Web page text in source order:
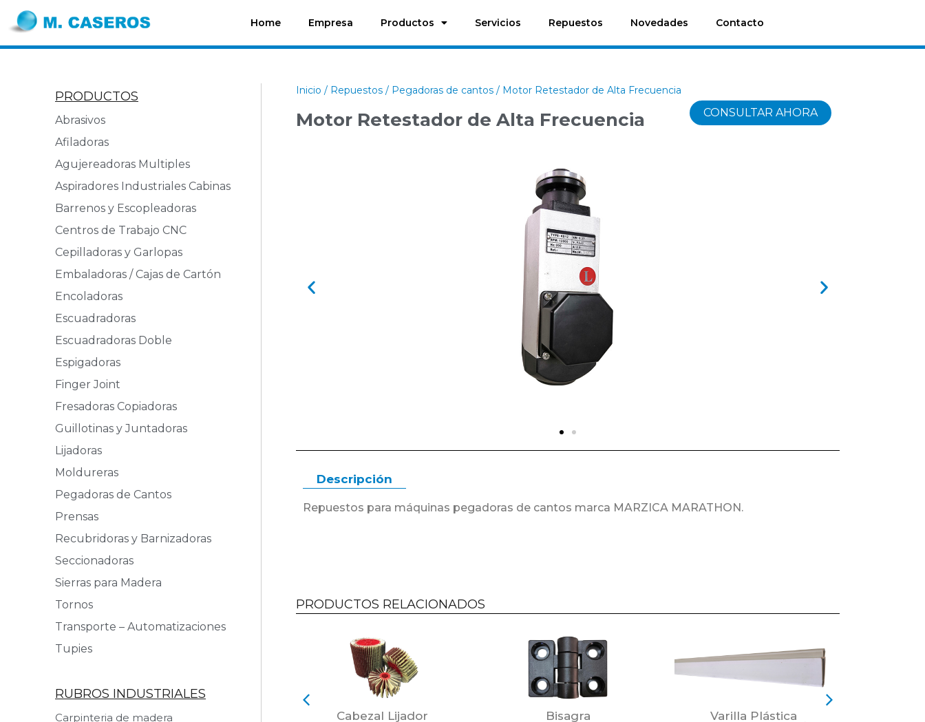
Home Empresa Productos Servicios Repuestos Novedades Contacto
PRODUCTOS
Abrasivos
Afiladoras
Agujereadoras Multiples
Aspiradores Industriales Cabinas
Barrenos y Escopleadoras
Centros de Trabajo CNC
Cepilladoras y Garlopas
Embaladoras / Cajas de Cartón
Encoladoras
Escuadradoras
Escuadradoras Doble
Espigadoras
Finger Joint
Fresadoras Copiadoras
Guillotinas y Juntadoras
Lijadoras
Moldureras
Pegadoras de Cantos
Prensas
Recubridoras y Barnizadoras
Seccionadoras
Sierras para Madera
Tornos
Transporte – Automatizaciones
Tupies
RUBROS INDUSTRIALES
Carpinteria de madera
Inicio / Repuestos / Pegadoras de cantos / Motor Retestador de Alta Frecuencia
Motor Retestador de Alta Frecuencia CONSULTAR AHORA
Descripción
Repuestos para máquinas pegadoras de cantos marca MARZICA MARATHON.
PRODUCTOS RELACIONADOS
Rueda Auxiliar Cabezal Lijador Bisagra
Varilla Plástica